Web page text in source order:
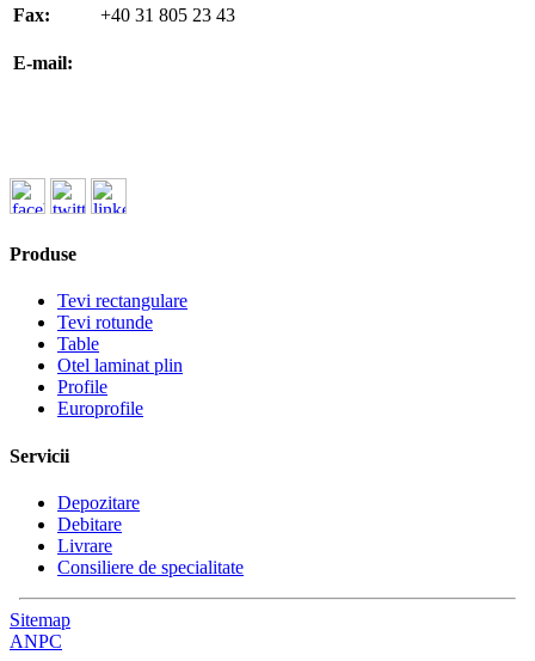
Fax:
+40 31 805 23 43
E-mail:
Produse
Tevi rectangulare
Tevi rotunde
Table
Otel laminat plin
Profile
Europrofile
Servicii
Depozitare
Debitare
Livrare
Consiliere de specialitate
Sitemap
ANPC